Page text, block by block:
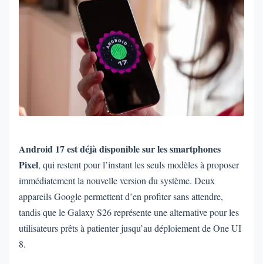
Android 17 est déjà disponible sur les smartphones
Pixel, qui restent pour l’instant les seuls modèles à proposer
immédiatement la nouvelle version du système. Deux
appareils Google permettent d’en profiter sans attendre,
tandis que le Galaxy S26 représente une alternative pour les
utilisateurs prêts à patienter jusqu’au déploiement de One UI
8.